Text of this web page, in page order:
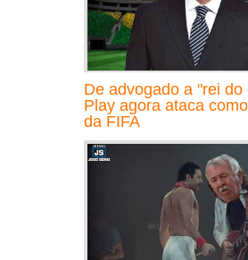
De advogado a "rei do
Play agora ataca
da FIFA